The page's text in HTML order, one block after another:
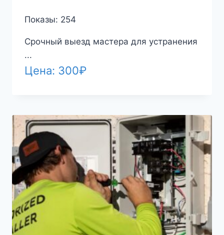
Показы: 254
Срочный выезд мастера для устранения
...
Цена: 300₽